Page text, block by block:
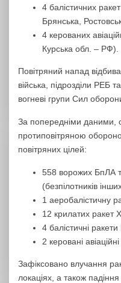
4 балістичних
Брянська,
4 керованих
Курська обл. – РФ).
Повітряний напад
війська, підрозділи РЕБ
вогневі групи Сил
За попередніми даними,
протиповітряною
повітряних цілей:
558 ворожих БпЛА
(безпілотників
1 аеробалістичну
12 крилатих ракет
4 балістичні
2 керовані
Зафіксовано влучання
локаціях, а також